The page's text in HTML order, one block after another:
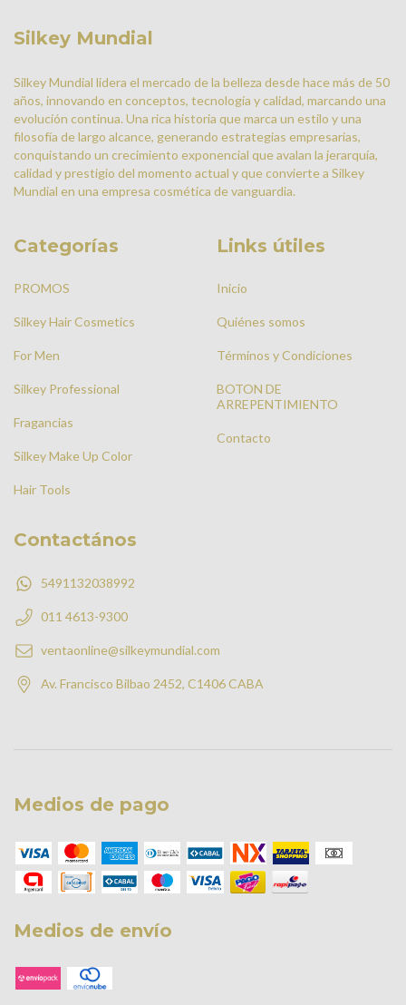
Silkey Mundial
Silkey Mundial lidera el mercado de la belleza desde hace más de 50
años, innovando en conceptos, tecnología y calidad, marcando una
evolución continua. Una rica historia que marca un estilo y una
filosofía de largo alcance, generando estrategias empresarias,
conquistando un crecimiento exponencial que avalan la jerarquía,
calidad y prestigio del momento actual y que convierte a Silkey
Mundial en una empresa cosmética de vanguardia.
Categorías
PROMOS
Silkey Hair Cosmetics
For Men
Silkey Professional
Fragancias
Silkey Make Up Color
Hair Tools
Links útiles
Inicio
Quiénes somos
Términos y Condiciones
BOTON DE
ARREPENTIMIENTO
Contacto
Contactános
5491132038992
011 4613-9300
ventaonline@silkeymundial.com
Av. Francisco Bilbao 2452, C1406 CABA
Medios de pago
Medios de envío